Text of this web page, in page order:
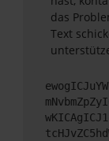
das
Text